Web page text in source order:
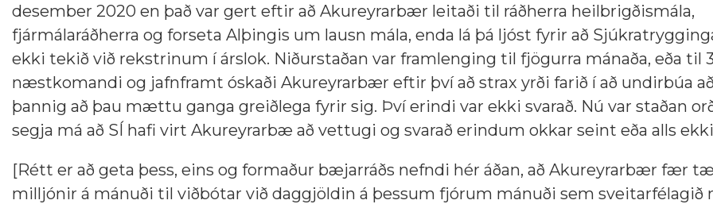
desember 2020 en það var gert eftir að Akureyrarbær leitaði til ráðherra heilbrigðismála,
fjármálaráðherra og forseta Alþingis um lausn mála, enda lá þá ljóst fyrir að
ekki tekið við rekstrinum í árslok. Niðurstaðan var framlenging til fjögurra mánaða, eða til
næstkomandi og jafnframt óskaði Akureyrarbær eftir því að strax yrði farið í að undirbúa
þannig að þau mættu ganga greiðlega fyrir sig. Því erindi var ekki svarað. Nú var staðan
segja má að SÍ hafi virt Akureyrarbæ að vettugi og svarað erindum okkar seint eða alls
[Rétt er að geta þess, eins og formaður bæjarráðs nefndi hér áðan, að Akureyrarbær fær
milljónir á mánuði til viðbótar við daggjöldin á þessum fjórum mánuði sem sveitarfélagið